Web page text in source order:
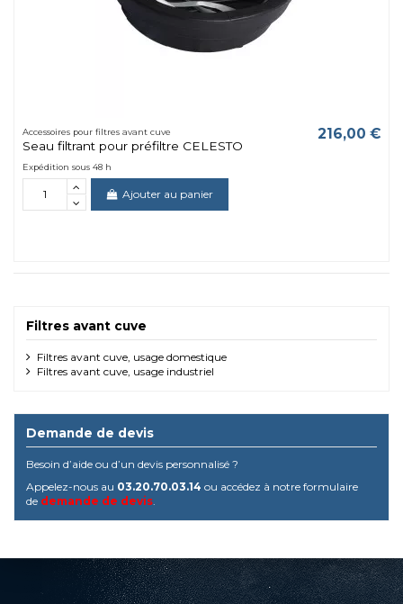
Accessoires pour filtres avant cuve
Seau filtrant pour préfiltre CELESTO
216,00 €
Expédition sous 48 h
Ajouter au panier
Filtres avant cuve
Filtres avant cuve, usage domestique
Filtres avant cuve, usage industriel
Demande de devis
Besoin d’aide ou d’un devis personnalisé ?
Appelez-nous au 03.20.70.03.14 ou accédez à notre formulaire
de demande de devis.